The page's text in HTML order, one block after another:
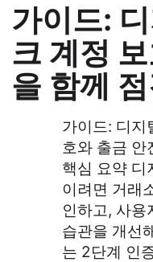
가이드:
크 계정
을 함께
가이드: 디지
호와 출금 안
핵심 요약 디
이려면 거래
인하고, 사용
습관을 개선
는 2단계 인